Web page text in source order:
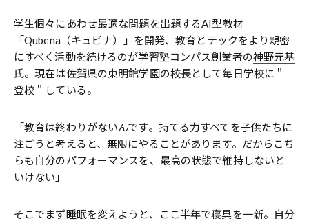
学生個々にあわせ最適な問題を出題するAI型教材
「Qubena（キュビナ）」を開発、教育とテックをより親密
にすべく活動を続けるのが学習塾コンパス創業者の神野元基
氏。現在は佐賀県の東明館学園の校長として毎日学校に＂
登校＂している。
「教育は終わりがないんです。持てる力すべてを子供たちに
注ごうと考えると、無限にやることがあります。だからこち
らも自分のパフォーマンスを、最高の状態で維持しないと
いけない」
そこでまず睡眠を変えようと、ここ半年で寝具を一新。自分